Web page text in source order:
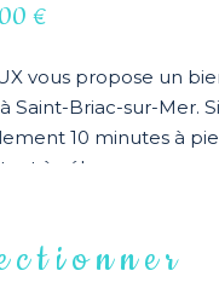
€
vous propose un
Saint-Briac-sur-Mer.
10 minutes à
à vélo...